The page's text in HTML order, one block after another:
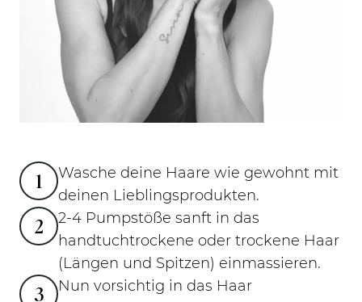
1
Wasche deine Haare wie gewohnt mit
deinen Lieblingsprodukten.
2
2-4 Pumpstöße sanft in das
handtuchtrockene oder trockene Haar
(Längen und Spitzen) einmassieren.
3
Nun vorsichtig in das Haar